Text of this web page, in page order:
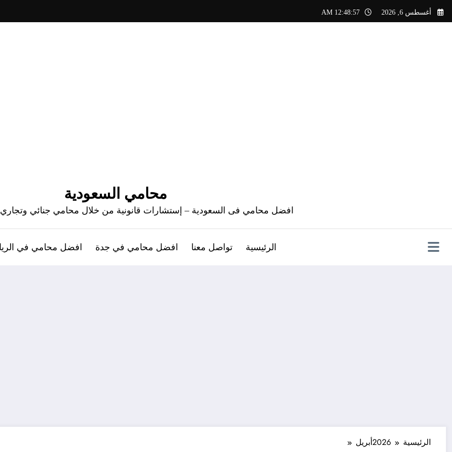
التجاوز
إلى
أغسطس 6, 2026 12:48:58 AM
محامي السعودية
افضل محامي فى السعودية – إستشارات قانونية من خلال محامي جنائي وتجاري
الرئيسية تواصل معنا افضل محامي في جدة افضل محامي في
الرئيسية 2026أبريل